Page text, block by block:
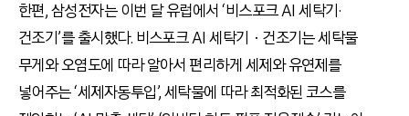
한편, 삼성전자는 이번 달 유럽에서 ‘비스포크 AI 세탁기·
건조기’를 출시했다. 비스포크 AI 세탁기ㆍ건조기는 세탁물
무게와 오염도에 따라 알아서 편리하게 세제와 유연제를
넣어주는 ‘세제자동투입’, 세탁물에 따라 최적화된 코스를